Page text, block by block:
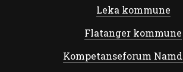
Leka kommune
Flatanger kommune
Kompetanseforum